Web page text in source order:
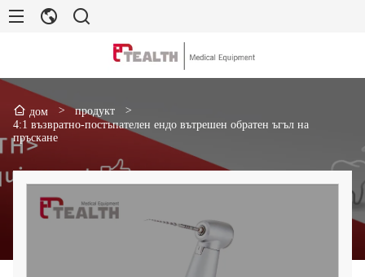
дом > продукт
>
4:1 възвратно-постъпателен ендо вътрешен обратен ъгъл на
пръскане